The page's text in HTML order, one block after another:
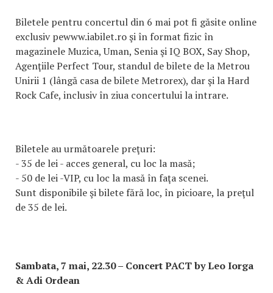
Biletele pentru concertul din 6 mai pot fi găsite online
exclusiv pewww.iabilet.ro şi în format fizic în
magazinele Muzica, Uman, Senia şi IQ BOX, Say Shop,
Agenţiile Perfect Tour, standul de bilete de la Metrou
Unirii 1 (lângă casa de bilete Metrorex), dar şi la Hard
Rock Cafe, inclusiv în ziua concertului la intrare.
Biletele au următoarele preţuri:
- 35 de lei - acces general, cu loc la masă;
- 50 de lei -VIP, cu loc la masă în faţa scenei.
Sunt disponibile şi bilete fără loc, în picioare, la preţul
de 35 de lei.
Sambata, 7 mai, 22.30 – Concert PACT by Leo Iorga
& Adi Ordean